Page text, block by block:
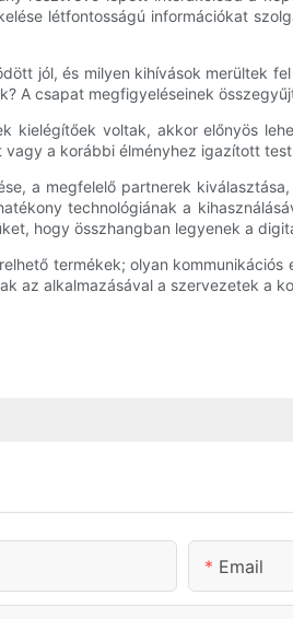
létfontosságú információkat
jól, és milyen kihívások merültek
A csapat megfigyeléseinek
kielégítőek voltak, akkor előnyös
a korábbi élményhez igazított
a megfelelő partnerek
technológiának a
hogy összhangban legyenek a
termékek; olyan
az alkalmazásával a szervezetek a
Email